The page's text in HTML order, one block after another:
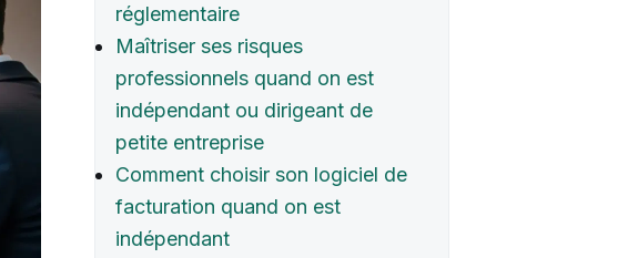
réglementaire
Maîtriser ses risques
professionnels quand on est
indépendant ou dirigeant de
petite entreprise
Comment choisir son logiciel de
facturation quand on est
indépendant